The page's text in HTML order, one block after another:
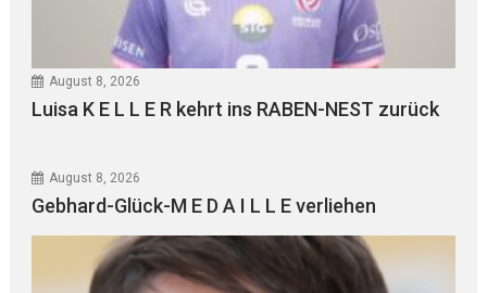
August 8, 2026
Luisa K E L L E R kehrt ins RABEN-NEST zurück
August 8, 2026
Gebhard-Glück-M E D A I L L E verliehen